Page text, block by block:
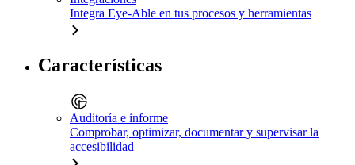
Integra Eye-Able en tus procesos y herramientas
Características
Auditoría e informe
Comprobar, optimizar, documentar y supervisar la
accesibilidad